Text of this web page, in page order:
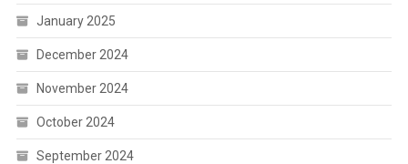
January 2025
December 2024
November 2024
October 2024
September 2024